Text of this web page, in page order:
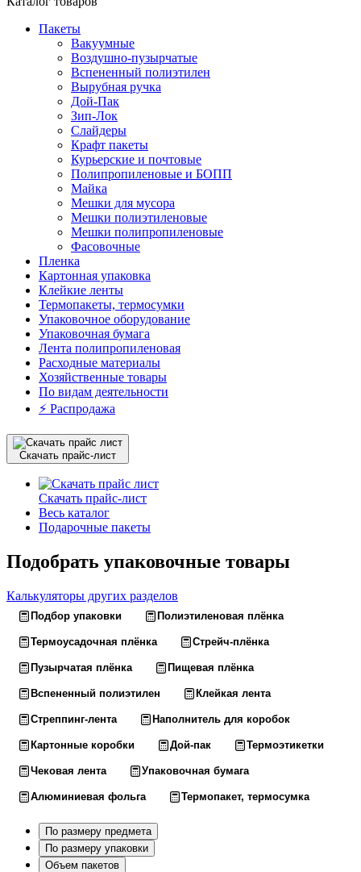
Пакеты
Вакуумные
Воздушно-пузырчатые
Вспененный полиэтилен
Вырубная ручка
Дой-Пак
Зип-Лок
Слайдеры
Крафт пакеты
Курьерские и почтовые
Полипропиленовые и БОПП
Майка
Мешки для мусора
Мешки полиэтиленовые
Мешки полипропиленовые
Фасовочные
Пленка
Картонная упаковка
Клейкие ленты
Термопакеты, термосумки
Упаковочное оборудование
Упаковочная бумага
Лента полипропиленовая
Расходные материалы
Хозяйственные товары
По видам деятельности
⚡️ Распродажа
Скачать прайс-лист
Скачать прайс-лист
Весь каталог
Подарочные пакеты
Подобрать упаковочные товары
Калькуляторы других разделов
Подбор упаковки Полиэтиленовая плёнка
Термоусадочная плёнка Стрейч-плёнка
Пузырчатая плёнка Пищевая плёнка
Вспененный полиэтилен Клейкая лента
Стреппинг-лента Наполнитель для коробок
Картонные коробки Дой-пак Термоэтикетки
Чековая лента Упаковочная бумага
Алюминиевая фольга Термопакет, термосумка
По размеру предмета
По размеру упаковки
Объем пакетов